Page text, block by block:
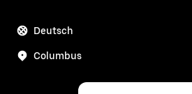
Deutsch
Columbus